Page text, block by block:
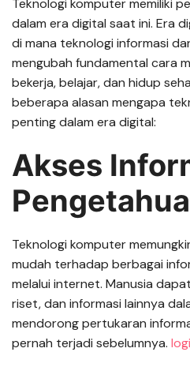
Teknologi komputer memiliki
dalam era digital saat ini. Era
di mana teknologi informasi
mengubah fundamental cara
bekerja, belajar, dan hidup
beberapa alasan mengapa
penting dalam era digital:
Akses
Teknologi komputer
mudah terhadap berbagai
melalui internet. Manusia
riset, dan informasi lainnya
mendorong pertukaran
pernah terjadi sebelumnya.